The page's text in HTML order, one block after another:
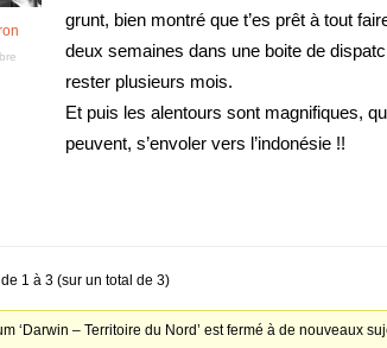
grunt, bien montré que t’es prêt à tout
deux semaines dans une boite de
rester plusieurs mois.
Et puis les alentours sont magnifiques,
peuvent, s’envoler vers l’indonésie !!
1 à 3 (sur un total de 3)
‘Darwin – Territoire du Nord’ est fermé à de nouveaux